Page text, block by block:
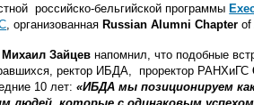
российско-бельгийской программы
, организованная Russian Alumni Chapter of
Михаил Зайцев напомнил, что подобные
ректор ИБДА, проректор РАНХиГС
10 лет:«ИБДА мы позиционируем